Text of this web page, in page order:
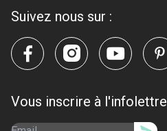
Suivez nous sur :
Vous inscrire à l'infolettre